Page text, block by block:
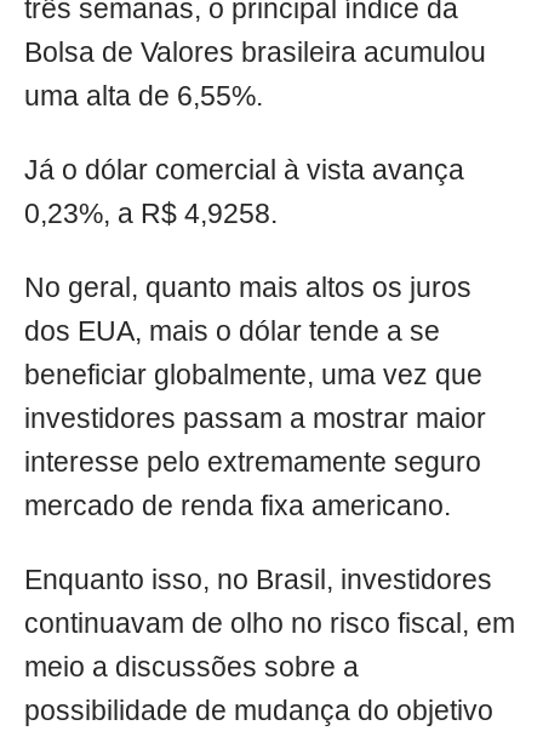
três semanas, o principal índice da
Bolsa de Valores brasileira acumulou
uma alta de 6,55%.
Já o dólar comercial à vista avança
0,23%, a R$ 4,9258.
No geral, quanto mais altos os juros
dos EUA, mais o dólar tende a se
beneficiar globalmente, uma vez que
investidores passam a mostrar maior
interesse pelo extremamente seguro
mercado de renda fixa americano.
Enquanto isso, no Brasil, investidores
continuavam de olho no risco fiscal, em
meio a discussões sobre a
possibilidade de mudança do objetivo